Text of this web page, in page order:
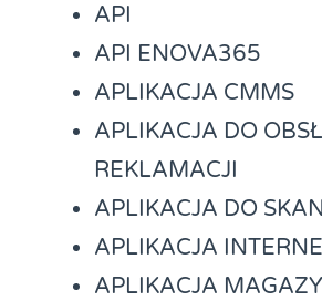
API
API ENOVA365
APLIKACJA CMMS
APLIKACJA DO
REKLAMACJI
APLIKACJA DO
APLIKACJA
APLIKACJA